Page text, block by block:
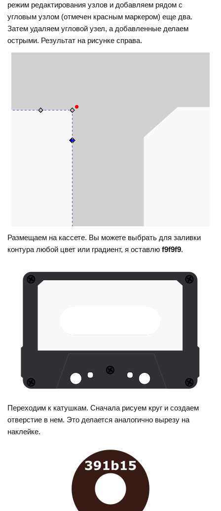
режим редактирования узлов и добавляем рядом с
угловым узлом (отмечен красным маркером) еще два.
Затем удаляем угловой узел, а добавленные делаем
острыми. Результат на рисунке справа.
Размещаем на кассете. Вы можете выбрать для заливки
контура любой цвет или градиент, я оставлюf9f9f9.
Переходим к катушкам. Сначала рисуем круг и создаем
отверстие в нем. Это делается аналогично вырезу на
наклейке.